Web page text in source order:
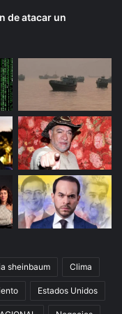
de atacar un
sheinbaum Clima
Estados Unidos